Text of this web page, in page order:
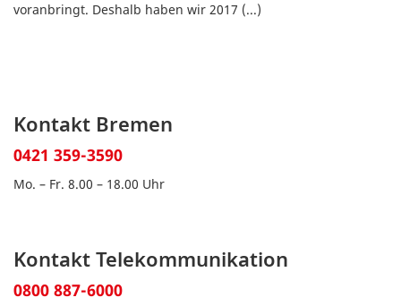
voranbringt. Deshalb haben wir 2017 (...)
Kontakt Bremen
0421 359-3590
Mo. – Fr. 8.00 – 18.00 Uhr
Kontakt Telekommunikation
0800 887-6000